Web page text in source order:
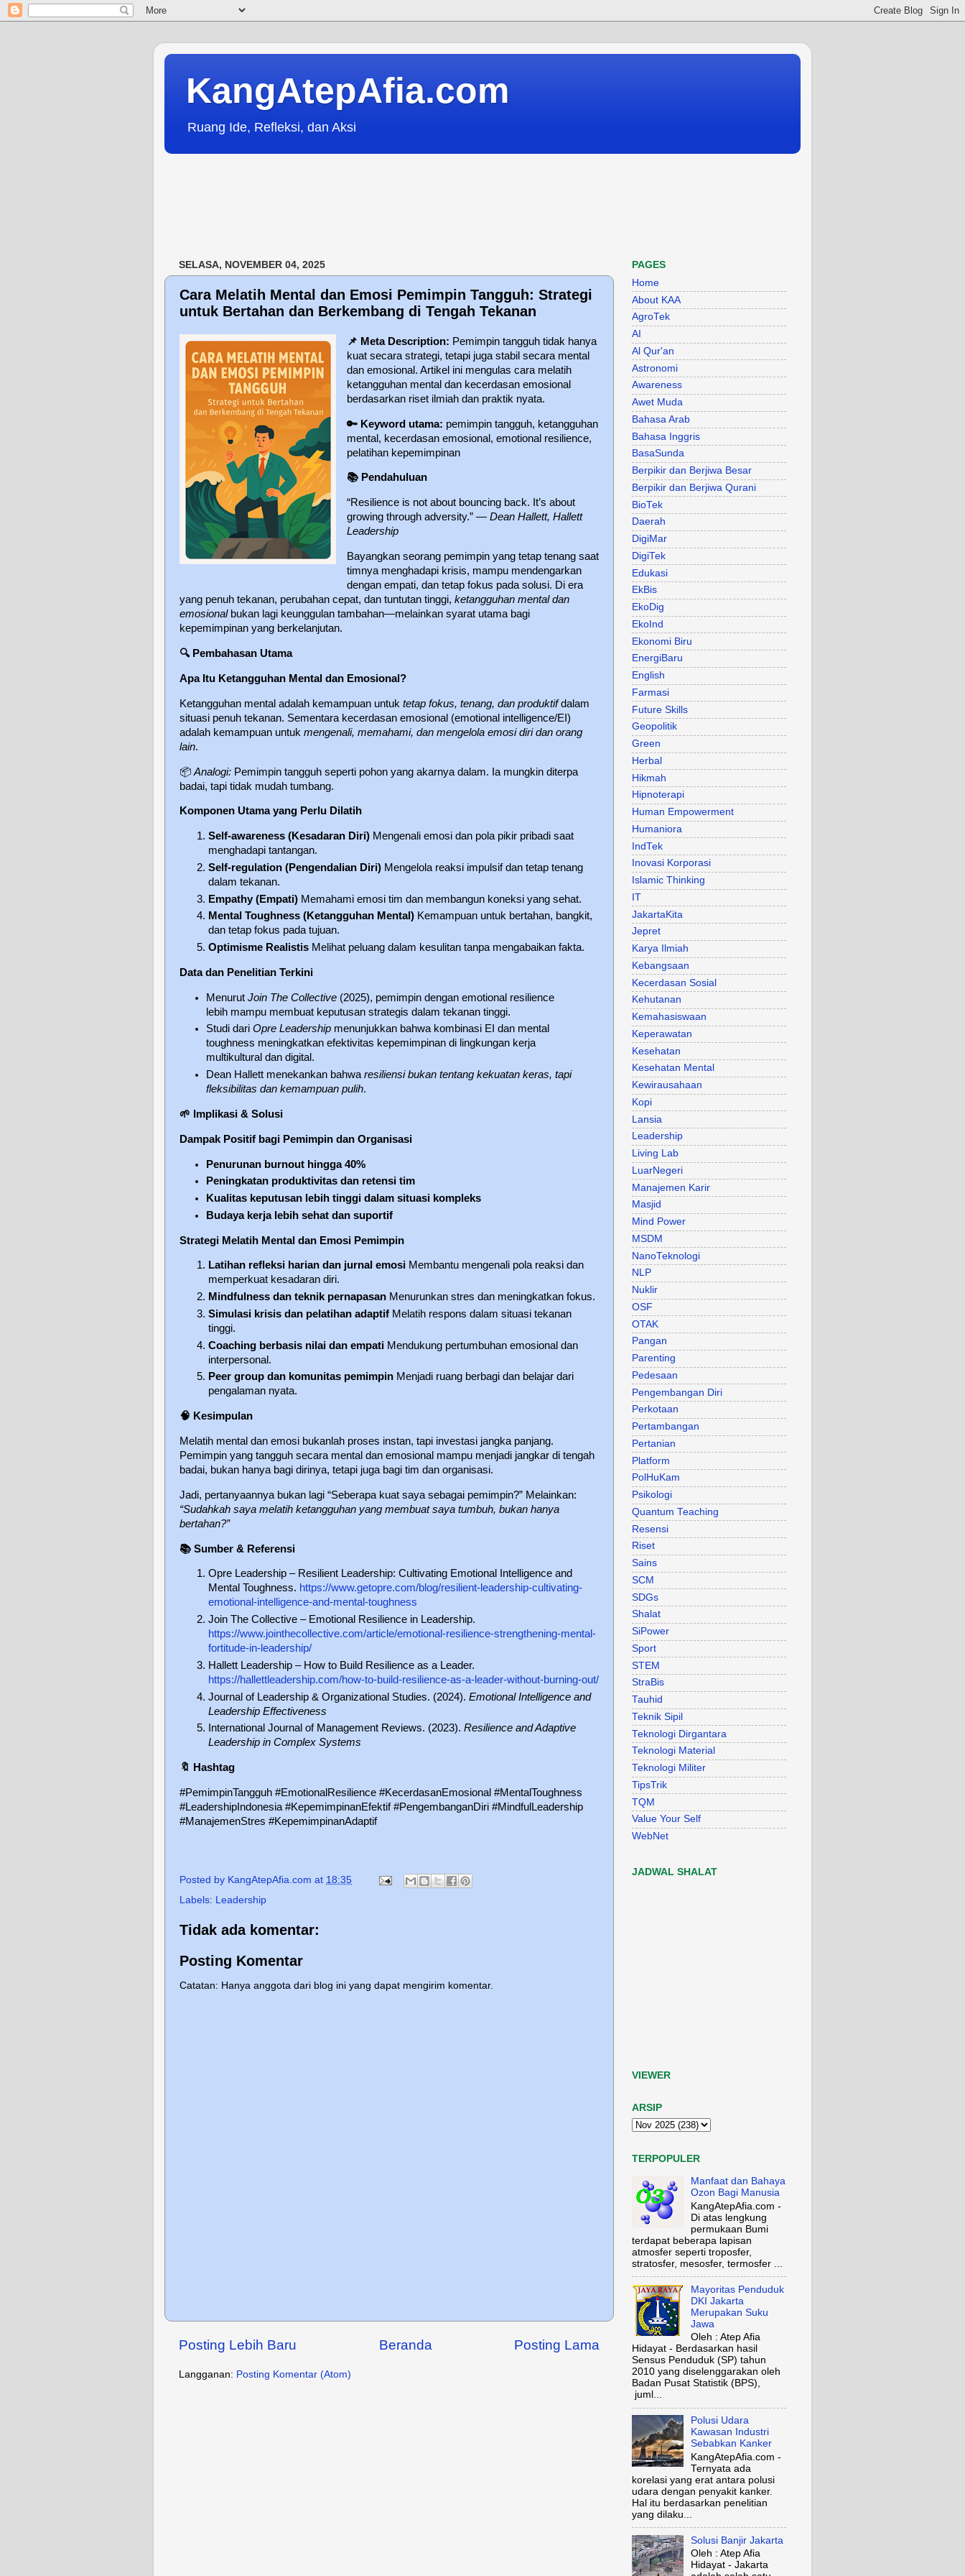
KangAtepAfia.com
Ruang Ide, Refleksi, dan Aksi
SELASA, NOVEMBER 04, 2025
Cara Melatih Mental dan Emosi Pemimpin Tangguh: Strategi
untuk Bertahan dan Berkembang di Tengah Tekanan
📌 Meta Description: Pemimpin tangguh tidak hanya
kuat secara strategi, tetapi juga stabil secara mental
dan emosional. Artikel ini mengulas cara melatih
ketangguhan mental dan kecerdasan emosional
berdasarkan riset ilmiah dan praktik nyata.
🔑Keyword utama: pemimpin tangguh, ketangguhan
mental, kecerdasan emosional, emotional resilience,
pelatihan kepemimpinan
📚Pendahuluan
“Resilience is not about bouncing back. It’s about
growing through adversity.” — Dean Hallett, Hallett
Leadership
Bayangkan seorang pemimpin yang tetap tenang saat
timnya menghadapi krisis, mampu mendengarkan
dengan empati, dan tetap fokus pada solusi. Di era
yang penuh tekanan, perubahan cepat, dan tuntutan tinggi, ketangguhan mental dan
emosionalbukan lagi keunggulan tambahan—melainkan syarat utama bagi
kepemimpinan yang berkelanjutan.
🔍Pembahasan Utama
Apa Itu Ketangguhan Mental dan Emosional?
Ketangguhan mental adalah kemampuan untuk tetap fokus, tenang, dan produktifdalam
situasi penuh tekanan. Sementara kecerdasan emosional (emotional intelligence/EI)
adalah kemampuan untuk mengenali, memahami, dan mengelola emosi diri dan orang
lain.
📦 Analogi: Pemimpin tangguh seperti pohon yang akarnya dalam. Ia mungkin diterpa
badai, tapi tidak mudah tumbang.
Komponen Utama yang Perlu Dilatih
Self-awareness (Kesadaran Diri) Mengenali emosi dan pola pikir pribadi saat
menghadapi tantangan.
Self-regulation (Pengendalian Diri) Mengelola reaksi impulsif dan tetap tenang
dalam tekanan.
Empathy (Empati) Memahami emosi tim dan membangun koneksi yang sehat.
Mental Toughness (Ketangguhan Mental) Kemampuan untuk bertahan, bangkit,
dan tetap fokus pada tujuan.
Optimisme Realistis Melihat peluang dalam kesulitan tanpa mengabaikan fakta.
Data dan Penelitian Terkini
MenurutJoin The Collective (2025), pemimpin dengan emotional resilience
lebih mampu membuat keputusan strategis dalam tekanan tinggi.
Studi dariOpre Leadership menunjukkan bahwa kombinasi EI dan mental
toughness meningkatkan efektivitas kepemimpinan di lingkungan kerja
multikultural dan digital.
Dean Hallett menekankan bahwaresiliensi bukan tentang kekuatan keras, tapi
fleksibilitas dan kemampuan pulih.
🌱 Implikasi & Solusi
Dampak Positif bagi Pemimpin dan Organisasi
Penurunan burnout hingga 40%
Peningkatan produktivitas dan retensi tim
Kualitas keputusan lebih tinggi dalam situasi kompleks
Budaya kerja lebih sehat dan suportif
Strategi Melatih Mental dan Emosi Pemimpin
Latihan refleksi harian dan jurnal emosi Membantu mengenali pola reaksi dan
memperkuat kesadaran diri.
Mindfulness dan teknik pernapasan Menurunkan stres dan meningkatkan fokus.
Simulasi krisis dan pelatihan adaptif Melatih respons dalam situasi tekanan
tinggi.
Coaching berbasis nilai dan empati Mendukung pertumbuhan emosional dan
interpersonal.
Peer group dan komunitas pemimpin Menjadi ruang berbagi dan belajar dari
pengalaman nyata.
🧠 Kesimpulan
Melatih mental dan emosi bukanlah proses instan, tapi investasi jangka panjang.
Pemimpin yang tangguh secara mental dan emosional mampu menjadi jangkar di tengah
badai, bukan hanya bagi dirinya, tetapi juga bagi tim dan organisasi.
Jadi, pertanyaannya bukan lagi “Seberapa kuat saya sebagai pemimpin?” Melainkan:
“Sudahkah saya melatih ketangguhan yang membuat saya tumbuh, bukan hanya
bertahan?”
📚 Sumber & Referensi
Opre Leadership – Resilient Leadership: Cultivating Emotional Intelligence and
Mental Toughness. https://www.getopre.com/blog/resilient-leadership-cultivating-
emotional-intelligence-and-mental-toughness
Join The Collective – Emotional Resilience in Leadership.
https://www.jointhecollective.com/article/emotional-resilience-strengthening-mental-
fortitude-in-leadership/
Hallett Leadership – How to Build Resilience as a Leader.
https://hallettleadership.com/how-to-build-resilience-as-a-leader-without-burning-out/
Journal of Leadership & Organizational Studies. (2024). Emotional Intelligence and
Leadership Effectiveness
International Journal of Management Reviews. (2023). Resilience and Adaptive
Leadership in Complex Systems
🔖 Hashtag
#PemimpinTangguh #EmotionalResilience #KecerdasanEmosional #MentalToughness
#LeadershipIndonesia #KepemimpinanEfektif #PengembanganDiri #MindfulLeadership
#ManajemenStres #KepemimpinanAdaptif
Posted by KangAtepAfia.com at 18:35
Labels: Leadership
Tidak ada komentar:
Posting Komentar
Catatan: Hanya anggota dari blog ini yang dapat mengirim komentar.
Posting Lebih Baru Posting Lama
Beranda
Langganan: Posting Komentar (Atom)
PAGES
Home
About KAA
AgroTek
AI
Al Qur'an
Astronomi
Awareness
Awet Muda
Bahasa Arab
Bahasa Inggris
BasaSunda
Berpikir dan Berjiwa Besar
Berpikir dan Berjiwa Qurani
BioTek
Daerah
DigiMar
DigiTek
Edukasi
EkBis
EkoDig
EkoInd
Ekonomi Biru
EnergiBaru
English
Farmasi
Future Skills
Geopolitik
Green
Herbal
Hikmah
Hipnoterapi
Human Empowerment
Humaniora
IndTek
Inovasi Korporasi
Islamic Thinking
IT
JakartaKita
Jepret
Karya Ilmiah
Kebangsaan
Kecerdasan Sosial
Kehutanan
Kemahasiswaan
Keperawatan
Kesehatan
Kesehatan Mental
Kewirausahaan
Kopi
Lansia
Leadership
Living Lab
LuarNegeri
Manajemen Karir
Masjid
Mind Power
MSDM
NanoTeknologi
NLP
Nuklir
OSF
OTAK
Pangan
Parenting
Pedesaan
Pengembangan Diri
Perkotaan
Pertambangan
Pertanian
Platform
PolHuKam
Psikologi
Quantum Teaching
Resensi
Riset
Sains
SCM
SDGs
Shalat
SiPower
Sport
STEM
StraBis
Tauhid
Teknik Sipil
Teknologi Dirgantara
Teknologi Material
Teknologi Militer
TipsTrik
TQM
Value Your Self
WebNet
JADWAL SHALAT
VIEWER
ARSIP
TERPOPULER
Manfaat dan Bahaya
Ozon Bagi Manusia
KangAtepAfia.com -
Di atas lengkung
permukaan Bumi
terdapat beberapa lapisan
atmosfer seperti troposfer,
stratosfer, mesosfer, termosfer ...
Mayoritas Penduduk
DKI Jakarta
Merupakan Suku
Jawa
Oleh : Atep Afia
Hidayat - Berdasarkan hasil
Sensus Penduduk (SP) tahun
2010 yang diselenggarakan oleh
Badan Pusat Statistik (BPS),
juml...
Polusi Udara
Kawasan Industri
Sebabkan Kanker
KangAtepAfia.com -
Ternyata ada
korelasi yang erat antara polusi
udara dengan penyakit kanker.
Hal itu berdasarkan penelitian
yang dilaku...
Solusi Banjir Jakarta
Oleh : Atep Afia
Hidayat - Jakarta